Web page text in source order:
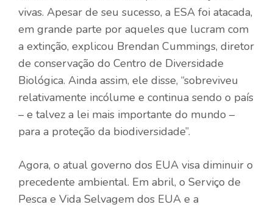
vivas. Apesar de seu sucesso, a ESA foi atacada,
em grande parte por aqueles que lucram com
a extinção, explicou Brendan Cummings, diretor
de conservação do Centro de Diversidade
Biológica. Ainda assim, ele disse, “sobreviveu
relativamente incólume e continua sendo o país
– e talvez a lei mais importante do mundo –
para a proteção da biodiversidade”.
Agora, o atual governo dos EUA visa diminuir o
precedente ambiental. Em abril, o Serviço de
Pesca e Vida Selvagem dos EUA e a